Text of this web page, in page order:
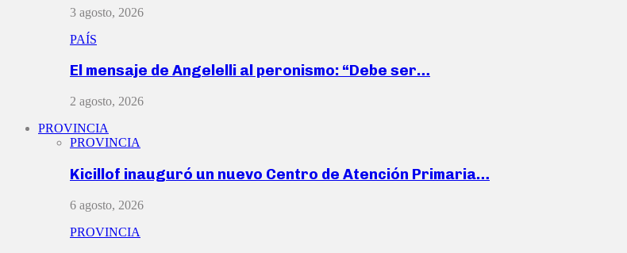
3 agosto, 2026
PAÍS
El mensaje de Angelelli al peronismo: “Debe ser…
2 agosto, 2026
PROVINCIA
PROVINCIA
Kicillof inauguró un nuevo Centro de Atención Primaria…
6 agosto, 2026
PROVINCIA